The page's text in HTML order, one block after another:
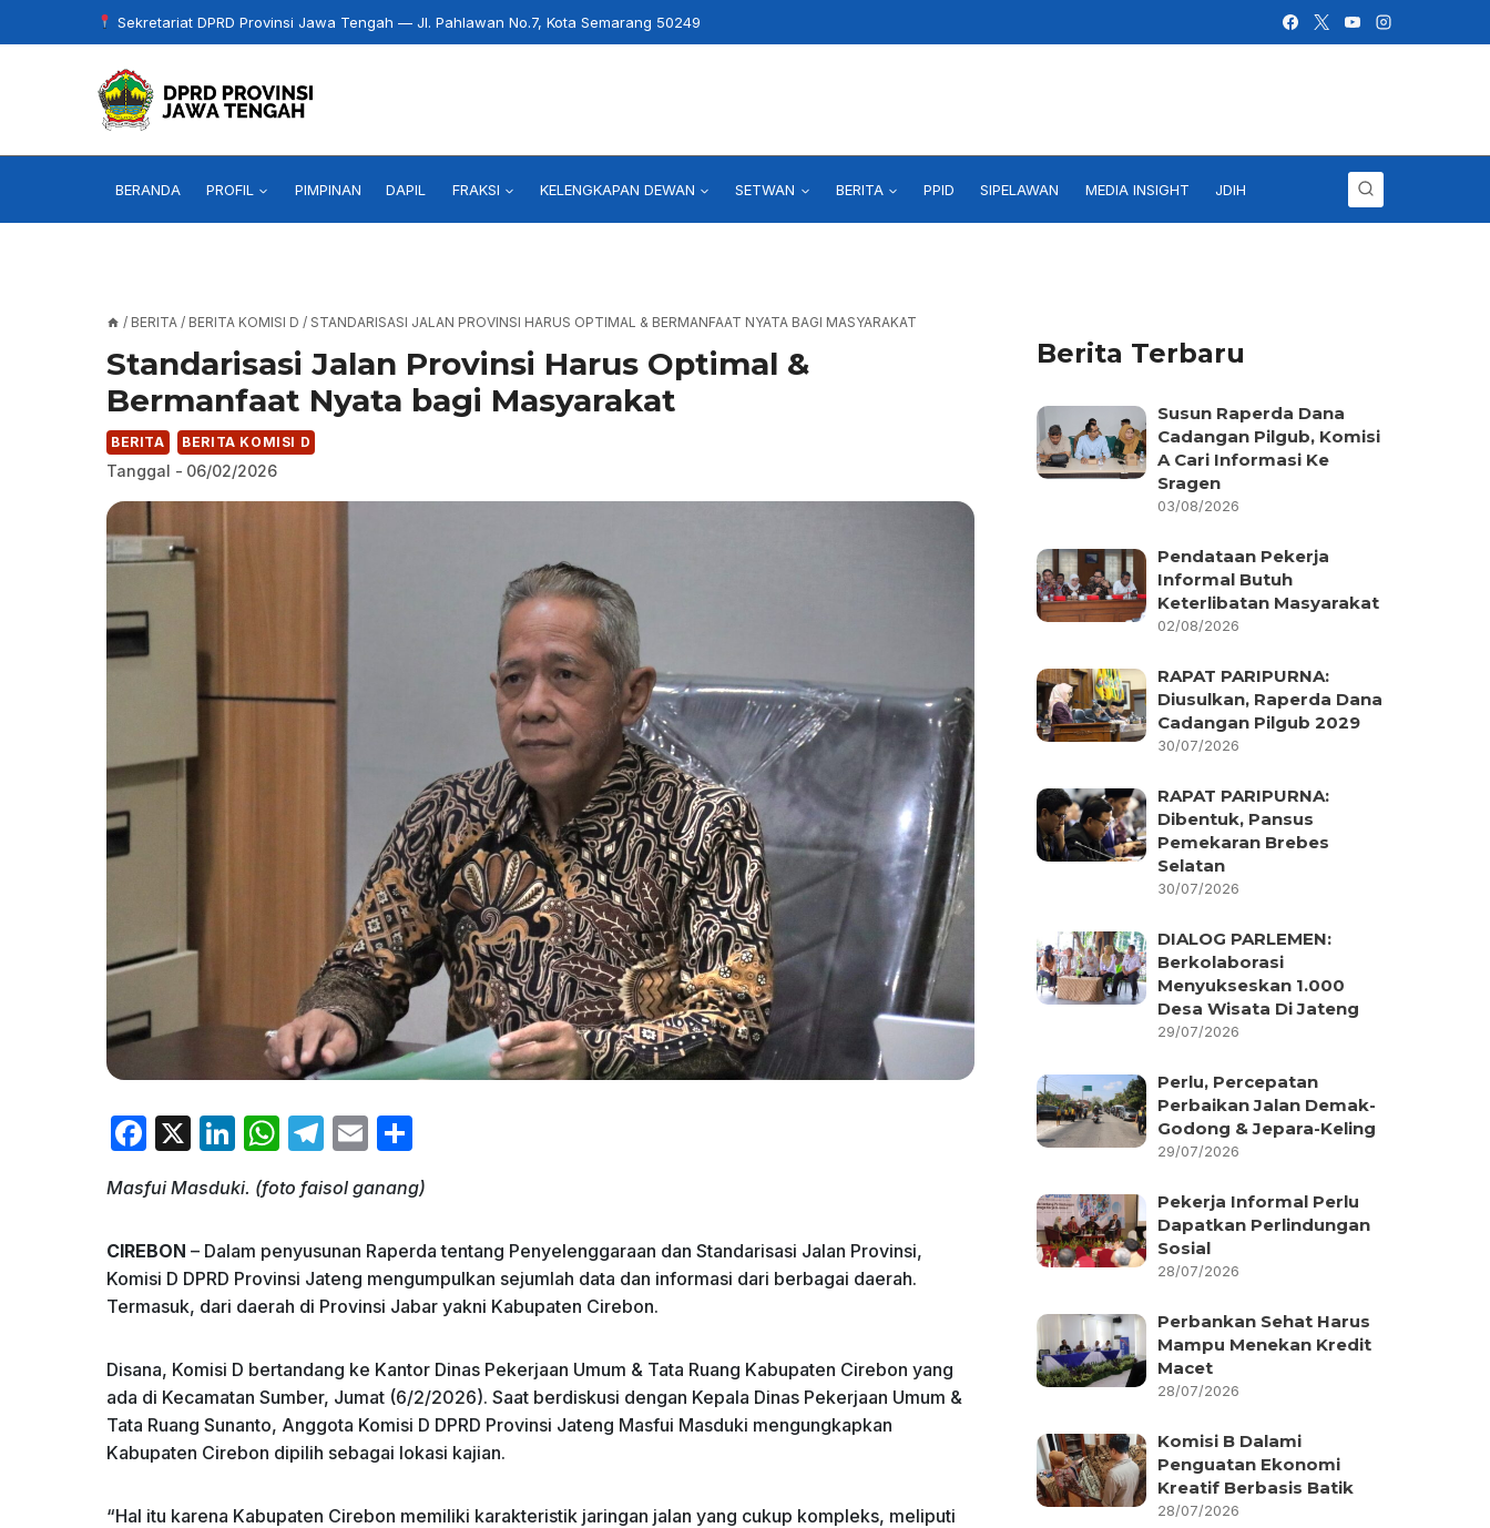
to
Sekretariat DPRD Provinsi Jawa Tengah — Jl. Pahlawan No.7, Kota Semarang 50249
BERANDA PROFIL PIMPINAN DAPIL FRAKSI KELENGKAPAN DEWAN SETWAN BERITA PPID SIPELAWAN MEDIA INSIGHT JDIH
/ BERITA / BERITA KOMISI D / STANDARISASI JALAN PROVINSI HARUS OPTIMAL & BERMANFAAT NYATA BAGI MASYARAKAT
Standarisasi Jalan Provinsi Harus Optimal &
Bermanfaat Nyata bagi Masyarakat
BERITA BERITA KOMISI D
Tanggal - 06/02/2026
F
c
e
b
o
k
X
Li
k
e
dI
n
W
at
s
A
p
T
e
gr
a
m
E
ai
l
h
ar
e
Masfui Masduki. (foto faisol ganang)
CIREBON – Dalam penyusunan Raperda tentang Penyelenggaraan dan Standarisasi Jalan Provinsi,
Komisi D DPRD Provinsi Jateng mengumpulkan sejumlah data dan informasi dari berbagai daerah.
Termasuk, dari daerah di Provinsi Jabar yakni Kabupaten Cirebon.
Disana, Komisi D bertandang ke Kantor Dinas Pekerjaan Umum & Tata Ruang Kabupaten Cirebon yang
ada di Kecamatan Sumber, Jumat (6/2/2026). Saat berdiskusi dengan Kepala Dinas Pekerjaan Umum &
Tata Ruang Sunanto, Anggota Komisi D DPRD Provinsi Jateng Masfui Masduki mengungkapkan
Kabupaten Cirebon dipilih sebagai lokasi kajian.
“Hal itu karena Kabupaten Cirebon memiliki karakteristik jaringan jalan yang cukup kompleks, meliputi
Berita Terbaru
Susun Raperda Dana
Cadangan Pilgub, Komisi
A Cari Informasi Ke
Sragen
03/08/2026
Pendataan Pekerja
Informal Butuh
Keterlibatan Masyarakat
02/08/2026
RAPAT PARIPURNA:
Diusulkan, Raperda Dana
Cadangan Pilgub 2029
30/07/2026
RAPAT PARIPURNA:
Dibentuk, Pansus
Pemekaran Brebes
Selatan
30/07/2026
DIALOG PARLEMEN:
Berkolaborasi
Menyukseskan 1.000
Desa Wisata Di Jateng
29/07/2026
Perlu, Percepatan
Perbaikan Jalan Demak-
Godong & Jepara-Keling
29/07/2026
Pekerja Informal Perlu
Dapatkan Perlindungan
Sosial
28/07/2026
Perbankan Sehat Harus
Mampu Menekan Kredit
Macet
28/07/2026
Komisi B Dalami
Penguatan Ekonomi
Kreatif Berbasis Batik
28/07/2026